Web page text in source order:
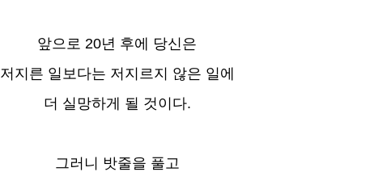
앞으로 20년 후에 당신은
저지른 일보다는 저지르지 않은 일에
더 실망하게 될 것이다.
그러니 밧줄을 풀고